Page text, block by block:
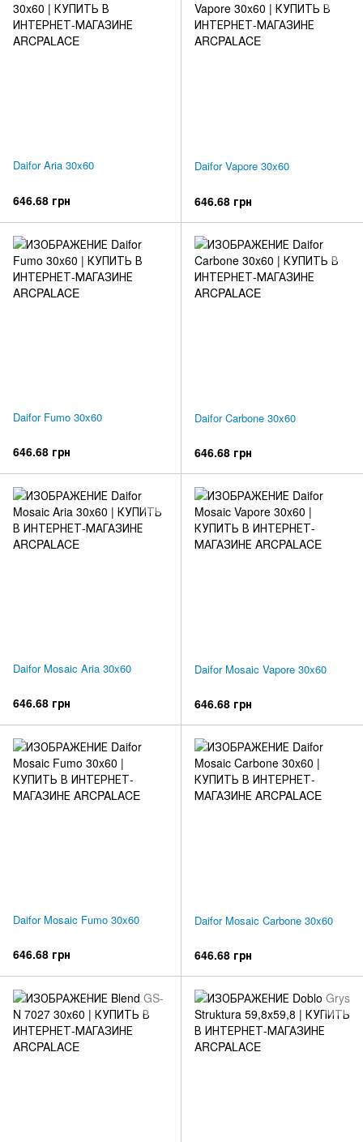
Daifor Aria 30x60
646.68 грн
Daifor Vapore 30x60
646.68 грн
Daifor Fumo 30x60
646.68 грн
Daifor Carbone 30x60
646.68 грн
Daifor Mosaic Aria 30x60
646.68 грн
Daifor Mosaic Vapore 30x60
646.68 грн
Daifor Mosaic Fumo 30x60
646.68 грн
Daifor Mosaic Carbone 30x60
646.68 грн